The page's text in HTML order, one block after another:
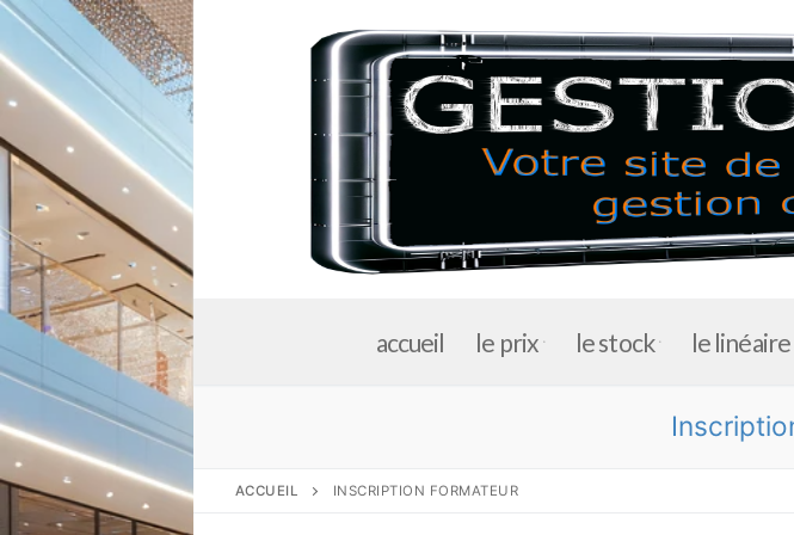
au
contenu
accueil le prix le stock le linéaire
ACCUEIL INSCRIPTION FORMATEUR